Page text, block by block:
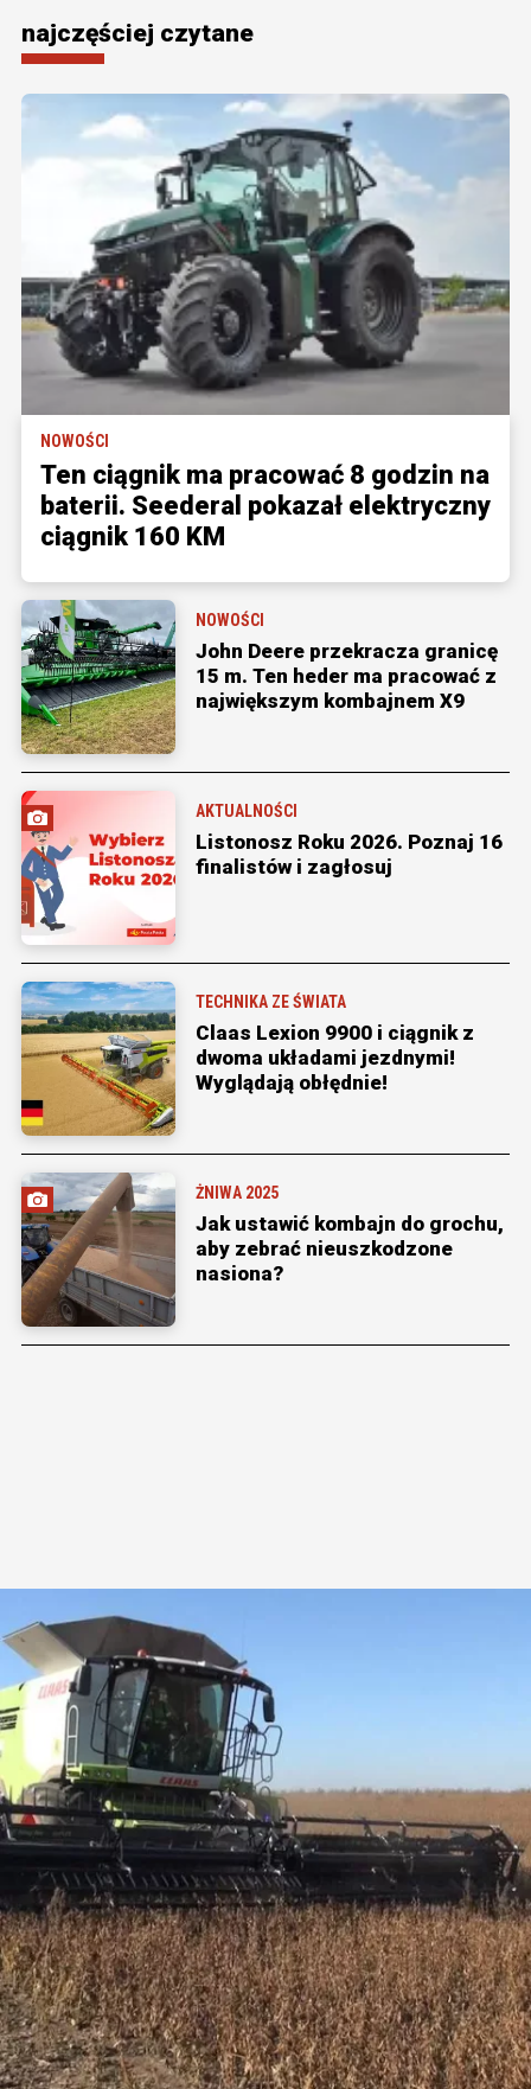
najczęściej czytane
NOWOŚCI
Ten ciągnik ma pracować 8 godzin na
baterii. Seederal pokazał elektryczny
ciągnik 160 KM
NOWOŚCI
John Deere przekracza granicę
15 m. Ten heder ma pracować z
największym kombajnem X9
AKTUALNOŚCI
Listonosz Roku 2026. Poznaj 16
finalistów i zagłosuj
TECHNIKA ZE ŚWIATA
Claas Lexion 9900 i ciągnik z
dwoma układami jezdnymi!
Wyglądają obłędnie!
ŻNIWA 2025
Jak ustawić kombajn do grochu,
aby zebrać nieuszkodzone
nasiona?